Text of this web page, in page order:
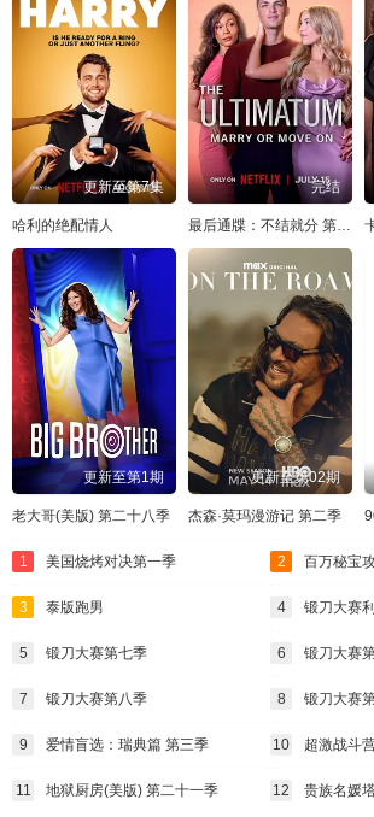
更新至第7集
哈利的绝配情人
完结
最后通牒：不结就分 第四季
更新至第1期
老大哥(美版) 第二十八季
更新至第02期
杰森·莫玛漫游记 第二季
1 美国烧烤对决第一季 2 百万秘宝
3 泰版跑男 4 锻刀大赛
5 锻刀大赛第七季 6 锻刀大赛
7 锻刀大赛第八季 8 锻刀大赛
9 爱情盲选：瑞典篇 第三季 10 超激战斗
11 地狱厨房(美版) 第二十一季 12 贵族名媛